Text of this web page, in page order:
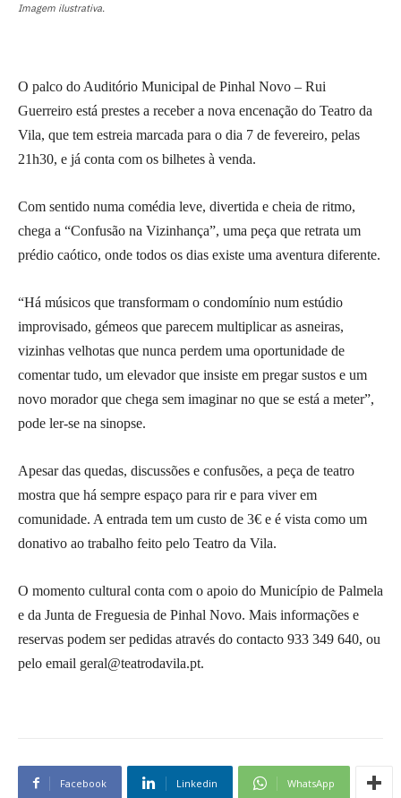
Imagem ilustrativa.
O palco do Auditório Municipal de Pinhal Novo – Rui
Guerreiro está prestes a receber a nova encenação do Teatro da
Vila, que tem estreia marcada para o dia 7 de fevereiro, pelas
21h30, e já conta com os bilhetes à venda.
Com sentido numa comédia leve, divertida e cheia de ritmo,
chega a “Confusão na Vizinhança”, uma peça que retrata um
prédio caótico, onde todos os dias existe uma aventura diferente.
“Há músicos que transformam o condomínio num estúdio
improvisado, gémeos que parecem multiplicar as asneiras,
vizinhas velhotas que nunca perdem uma oportunidade de
comentar tudo, um elevador que insiste em pregar sustos e um
novo morador que chega sem imaginar no que se está a meter”,
pode ler-se na sinopse.
Apesar das quedas, discussões e confusões, a peça de teatro
mostra que há sempre espaço para rir e para viver em
comunidade. A entrada tem um custo de 3€ e é vista como um
donativo ao trabalho feito pelo Teatro da Vila.
O momento cultural conta com o apoio do Município de Palmela
e da Junta de Freguesia de Pinhal Novo. Mais informações e
reservas podem ser pedidas através do contacto 933 349 640, ou
pelo email geral@teatrodavila.pt.
Facebook Linkedin WhatsApp